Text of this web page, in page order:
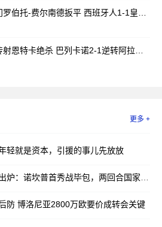
更多 +
轻就是资本，引援的事儿先放放
诺坎普首秀战毕包，两回合国家德比引爆焦点
防 博洛尼亚2800万欧要价成转会关键